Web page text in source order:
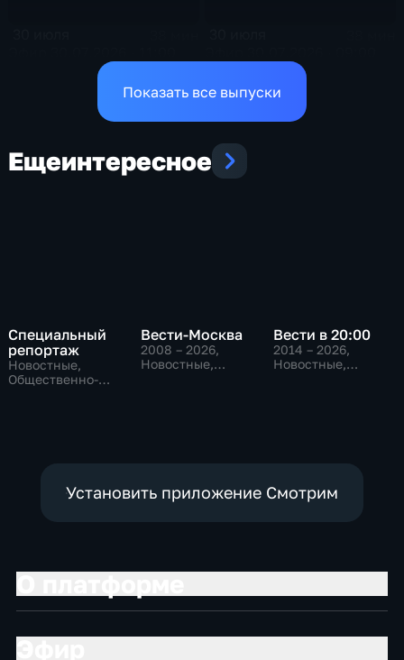
Показать все выпуски
Ещеинтересное
Специальный
репортаж
Новостные,
Общественно-
Вести-Москва
2008 – 2026,
Новостные,
Вести в 20:00
2014 – 2026,
Новостные,
Установить приложение Смотрим